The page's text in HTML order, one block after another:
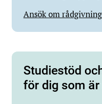
Ansök om
Studiestöd
för dig som